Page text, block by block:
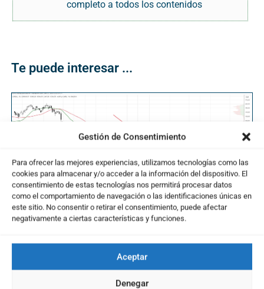
Gestión de Consentimiento
Para ofrecer las mejores experiencias, utilizamos tecnologías como las
cookies para almacenar y/o acceder a la información del dispositivo. El
consentimiento de estas tecnologías nos permitirá procesar datos
como el comportamiento de navegación o las identificaciones únicas en
este sitio. No consentir o retirar el consentimiento, puede afectar
negativamente a ciertas características y funciones.
Aceptar
Denegar
completo a todos los contenidos
Te puede interesar ...
como nueva idea de trading